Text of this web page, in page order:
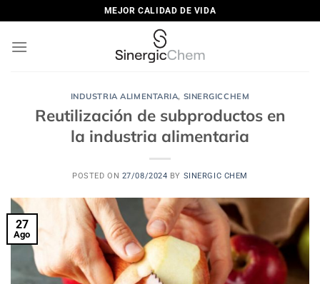
al
contenido
MEJOR CALIDAD DE VIDA
INDUSTRIA ALIMENTARIA, SINERGICCHEM
Reutilización de subproductos en
la industria alimentaria
POSTED ON 27/08/2024 BY SINERGIC CHEM
27
Ago